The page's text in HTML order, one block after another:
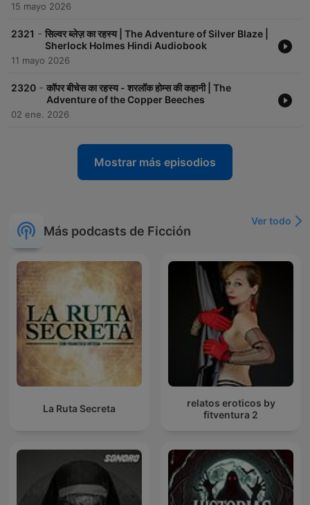
15 mayo 2026
2321 - सिल्वर ब्लेज़ का रहस्य | The Adventure of Silver Blaze |
Sherlock Holmes Hindi Audiobook
11 mayo 2026
2320 - कॉपर बीचेस का रहस्य - शरलॉक होम्स की कहानी | The
Adventure of the Copper Beeches
02 ene. 2026
Mostrar más episodios
Más podcasts de Ficción
Ver todo
La Ruta Secreta
relatos eroticos by
fitventura 2